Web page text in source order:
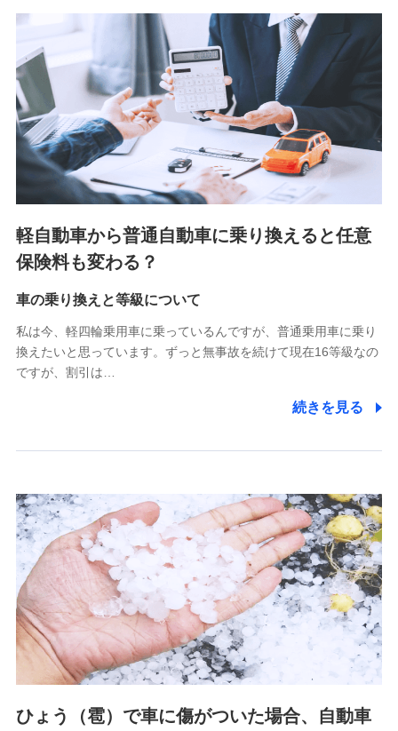
■少額短期保険
株式会社アシロ少額短期保険 (https://kailash.co.jp/)
SBIいきいき少額短期保険会社 (https://www.i-
sedai.com/)
SBIペット少額短期保険株式会社 (https://www.sbipet-
ssi.co.jp/)
SBIリスタ少額短期保険会社
(https://www.jishin.co.jp/)
スマートプラス少額短期保険株式会社
チューリッヒ少額短期保険株式会社
(https://www.zurichssi.co.jp/)
(https://www.tokiomarine-x.co.jp/)
(https://pshoken.co.jp/)
リトルファミリー少額短期保険株式会社
(https://www.littlefamily-ssi.com/)
郵便、電話、およびＥメール等により、当社と取引のあるも
た維持管理等の委託業務遂行のため、またそれらに付帯、関
連する当社および提携会社のサービスを案内、提供するため
（なお、当社は複数の保険会社と取引があり、取得した個人
情報を取引のある他の保険会社の商品・サービスをご提案す
るために利用させていただくことがあります。）
上記に係る連絡・手続き・管理等付帯業務を行うため
3.セミナー募集サイトから取得した個人情報
各種セミナーの案内、開催のため
上記に係る連絡・手続き・管理等付帯業務を行うため
4.家族・友達紹介にて取得した個人情報
軽自動車から普通自動車に乗り換えると任意
保険料も変わる？
車の乗り換えと等級について
私は今、軽四輪乗用車に乗っているんですが、普通乗用車に乗り
換えたいと思っています。ずっと無事故を続けて現在16等級なの
ですが、割引は…
続きを見る
ひょう（雹）で車に傷がついた場合、自動車